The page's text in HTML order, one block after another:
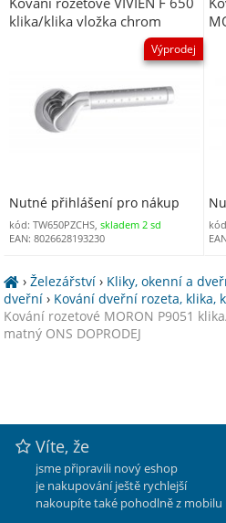
klika/klika vložka chrom
matný CH-SAT DOPRODEJ
Výprodej
Nutné přihlášení pro nákup
kód: TW650PZCHS, skladem 2 sd
EAN: 8026628193230
›Železářství › Kliky, okenní a
dveřní › Kování dveřní rozeta, klika,
Kování rozetové MORON P9051
matný ONS DOPRODEJ
Víte, že
jsme připravili nový eshop
je nakupování ještě rychlejší
nakoupíte také pohodlně z mobilu